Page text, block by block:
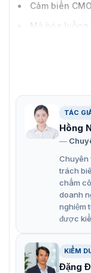
Cảm biến
Mã hóa luồng
Ống kính
hợp IR).
WDR thực 120
PoE & Micrô
Thuật toán
công nghệ
Hỗ trợ nhiều
Xem từ xa
ZKBio
TÁC
Hồng
Chuyên
trách
chấm
doanh
nghiệm
được
KIỂM
Đặng